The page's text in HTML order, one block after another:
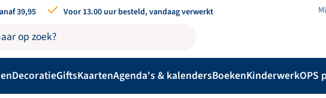
39,95 Voor 13.00 uur besteld, vandaag verwerkt
DecoratieGiftsKaartenAgenda's & kalendersBoekenKinderwerkOPS